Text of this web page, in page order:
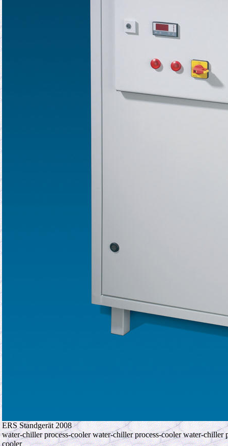
ERS Standgerät 2008
water-chiller process-cooler water-chiller process-cooler water-
cooler